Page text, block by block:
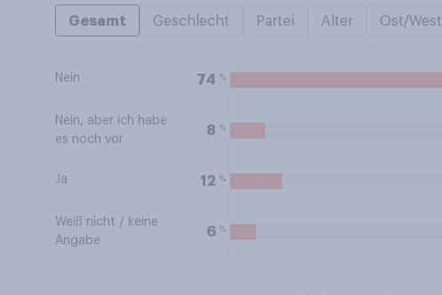
Gesamt Geschlecht Partei Alter Ost/West
Nein 74 %
Nein, aber ich habe
es noch vor
8 %
Ja 12 %
Weiß nicht / keine
Angabe
6 %